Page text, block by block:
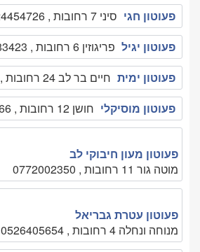
פעוטון חגי סיני 7 רחובות , 0524454726
פעוטון יגיל פריגוזין 6 רחובות , 0504683423
פעוטון ימית חיים בר לב 24 רחובות , 089457296
פעוטון מוסיקלי חושן 12 רחובות , 0545702166
פעוטון מעון חיבוקי לב
מוטה גור 11 רחובות , 0772002350
פעוטון עטרת גבריאל
מנוחה ונחלה 4 רחובות , 0526405654